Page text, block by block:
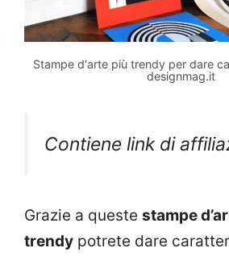
Stampe d'arte più trendy per dare
designmag.it
Contiene link di
Grazie a queste stampe
trendy potrete dare